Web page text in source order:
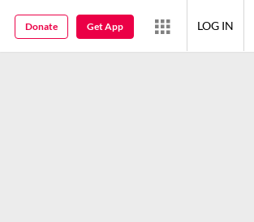
LOG IN
Get App
Donate